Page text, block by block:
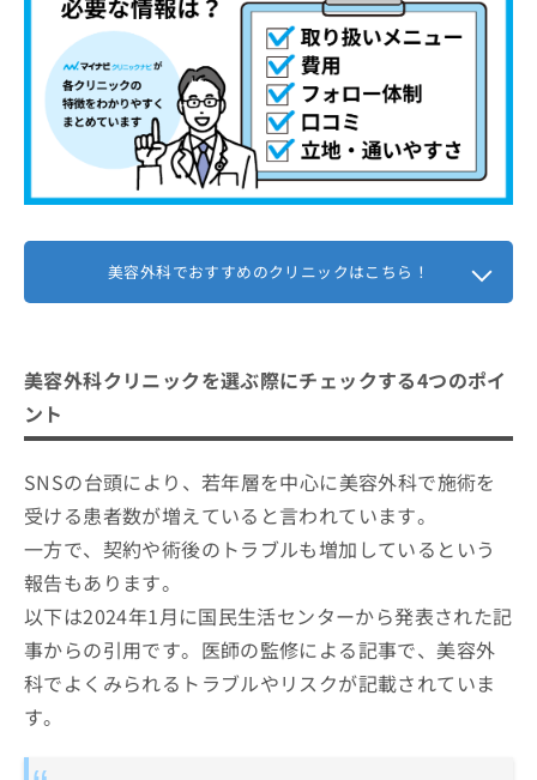
5．頭皮ケア・植毛
すすめ10選
美容外科でおすすめのクリニックはこちら！
美容外科クリニックを選ぶ際にチェックする4つのポイ
ント
SNSの台頭により、若年層を中心に美容外科で施術を
受ける患者数が増えていると言われています。
一方で、契約や術後のトラブルも増加しているという
報告もあります。
以下は2024年1月に国民生活センターから発表された記
事からの引用です。医師の監修による記事で、美容外
科でよくみられるトラブルやリスクが記載されていま
す。